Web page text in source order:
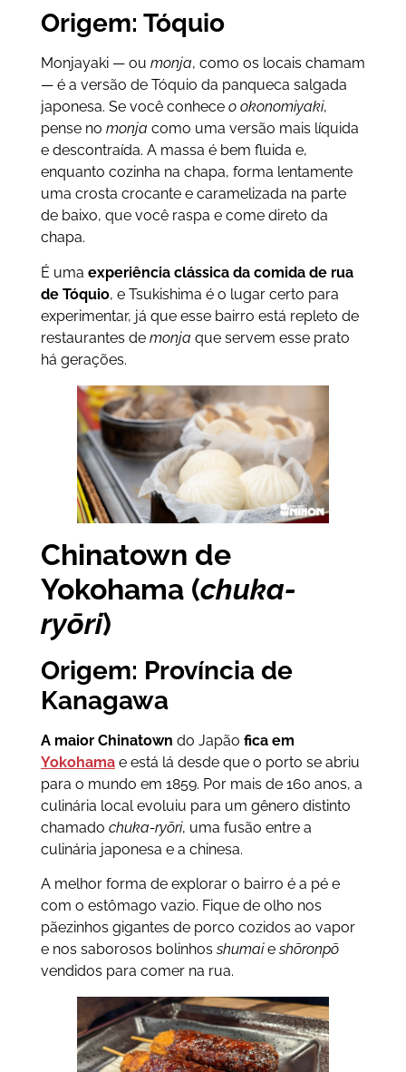
Origem: Tóquio
Monjayaki — ou monja, como os locais chamam
— é a versão de Tóquio da panqueca salgada
japonesa. Se você conhece o okonomiyaki,
pense no monja como uma versão mais líquida
e descontraída. A massa é bem fluida e,
enquanto cozinha na chapa, forma lentamente
uma crosta crocante e caramelizada na parte
de baixo, que você raspa e come direto da
chapa.
É uma experiência clássica da comida de rua
de Tóquio, e Tsukishima é o lugar certo para
experimentar, já que esse bairro está repleto de
restaurantes de monja que servem esse prato
há gerações.
Chinatown de
Yokohama (chuka-
ryōri)
Origem: Província de
Kanagawa
A maior Chinatown do Japão fica em
Yokohamae está lá desde que o porto se abriu
para o mundo em 1859. Por mais de 160 anos, a
culinária local evoluiu para um gênero distinto
chamado chuka-ryōri, uma fusão entre a
culinária japonesa e a chinesa.
A melhor forma de explorar o bairro é a pé e
com o estômago vazio. Fique de olho nos
pãezinhos gigantes de porco cozidos ao vapor
e nos saborosos bolinhosshumaieshōronpō
vendidos para comer na rua.